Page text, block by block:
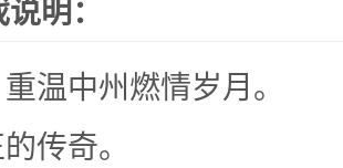
明：
温中州燃情岁月。
传奇。